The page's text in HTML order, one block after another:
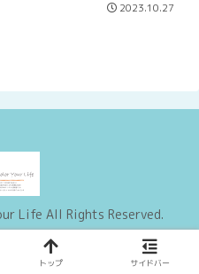
2023.10.27
Life All Rights Reserved.
トップ サイドバー